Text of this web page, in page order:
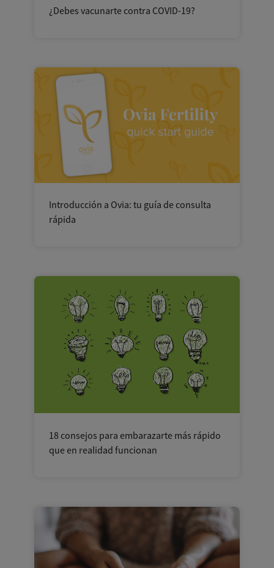
¿Debes vacunarte contra COVID-19?
Introducción a Ovia: tu guía de consulta
rápida
18 consejos para embarazarte más rápido
que en realidad funcionan